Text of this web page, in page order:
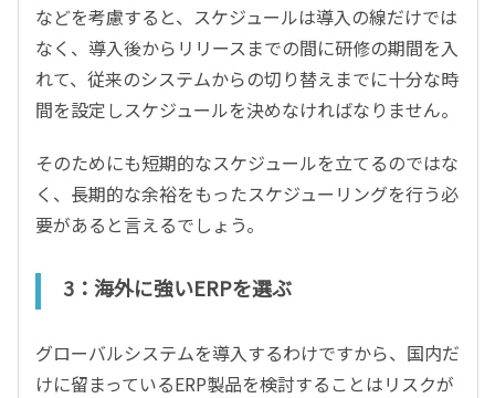
などを考慮すると、スケジュールは導入の線だけでは
なく、導入後からリリースまでの間に研修の期間を入
れて、従来のシステムからの切り替えまでに十分な時
間を設定しスケジュールを決めなければなりません。
そのためにも短期的なスケジュールを立てるのではな
く、長期的な余裕をもったスケジューリングを行う必
要があると言えるでしょう。
3：海外に強いERPを選ぶ
グローバルシステムを導入するわけですから、国内だ
けに留まっているERP製品を検討することはリスクが